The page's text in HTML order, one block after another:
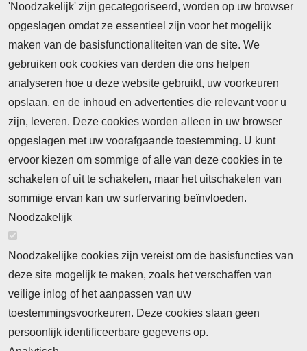
'Noodzakelijk' zijn gecategoriseerd, worden op uw browser
opgeslagen omdat ze essentieel zijn voor het mogelijk
maken van de basisfunctionaliteiten van de site. We
gebruiken ook cookies van derden die ons helpen
analyseren hoe u deze website gebruikt, uw voorkeuren
opslaan, en de inhoud en advertenties die relevant voor u
zijn, leveren. Deze cookies worden alleen in uw browser
opgeslagen met uw voorafgaande toestemming. U kunt
ervoor kiezen om sommige of alle van deze cookies in te
schakelen of uit te schakelen, maar het uitschakelen van
sommige ervan kan uw surfervaring beïnvloeden.
Noodzakelijk
Noodzakelijke cookies zijn vereist om de basisfuncties van
deze site mogelijk te maken, zoals het verschaffen van
veilige inlog of het aanpassen van uw
toestemmingsvoorkeuren. Deze cookies slaan geen
persoonlijk identificeerbare gegevens op.
Nieuws
Neem contact op
Algemene Leveringsvoorwaarden
Cookieverklaring
Privacyverklaring
Abonnementinformatie Inlogprocedure
Nieuws